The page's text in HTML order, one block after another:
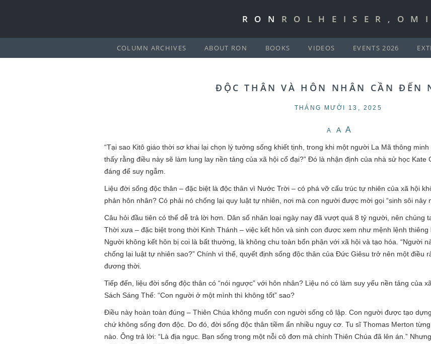
RON ROLHEISER,OMI
COLUMN ARCHIVES ABOUT RON BOOKS VIDEOS EVENTS 2026
ĐỘC THÂN VÀ HÔN NHÂN CẦN ĐẾN
THÁNG MƯỜI 13, 2025
A A A
“Tại sao Kitô giáo thời sơ khai lại chọn lý tưởng sống khiết tịnh, trong khi một người La Mã thông
thấy rằng điều này sẽ làm lung lay nền tảng của xã hội cổ đại?” Đó là nhận định của nhà sử học Kate
đáng để suy ngẫm.
Liệu đời sống độc thân – đặc biệt là độc thân vì Nước Trời – có phá vỡ cấu trúc tự nhiên của xã hội
phản hôn nhân? Có phải nó chống lại quy luật tự nhiên, nơi mà con người được mời gọi “sinh sôi nảy
Câu hỏi đầu tiên có thể dễ trả lời hơn. Dân số nhân loại ngày nay đã vượt quá 8 tỷ người, nên chúng
Thời xưa – đặc biệt trong thời Kinh Thánh – việc kết hôn và sinh con được xem như mệnh lệnh thiêng
Người không kết hôn bị coi là bất thường, là không chu toàn bổn phận với xã hội và tạo hóa. “Người
chống lại luật tự nhiên sao?” Chính vì thế, quyết định sống độc thân của Đức Giêsu trở nên một điều
đương thời.
Tiếp đến, liệu đời sống độc thân có “nói ngược” với hôn nhân? Liệu nó có làm suy yếu nền tảng của
Sách Sáng Thế: “Con người ở một mình thì không tốt” sao?
Điều này hoàn toàn đúng – Thiên Chúa không muốn con người sống cô lập. Con người được tạo
chứ không sống đơn độc. Do đó, đời sống độc thân tiềm ẩn nhiều nguy cơ. Tu sĩ Thomas Merton
nào. Ông trả lời: “Là địa ngục. Bạn sống trong một nỗi cô đơn mà chính Thiên Chúa đã lên án.”